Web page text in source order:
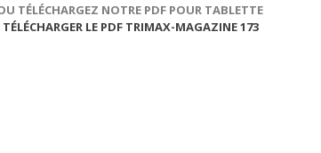
TÉLÉCHARGEZ NOTRE PDF POUR TABLETTE
TÉLÉCHARGER LE PDF TRIMAX-MAGAZINE 173